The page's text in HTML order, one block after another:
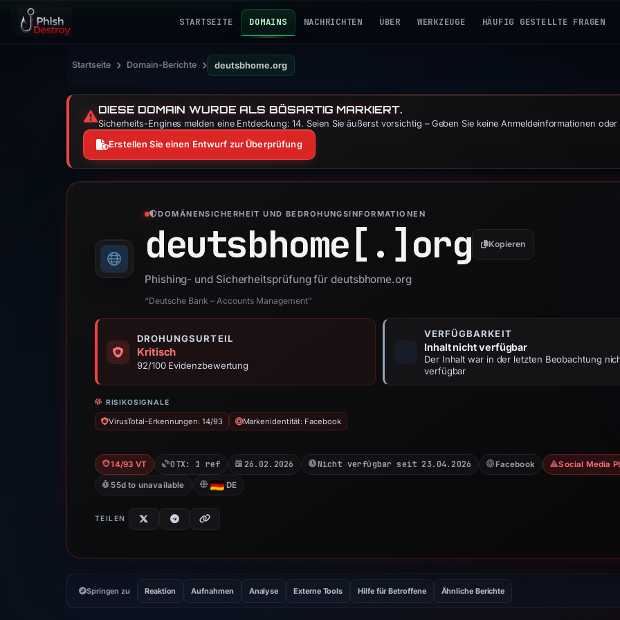
STARTSEITE DOMAINS NACHRICHTEN ÜBER WERKZEUGE HÄUFIG GESTELLTE FRAGEN
Startseite › Domain-Berichte › deutsbhome.org
⚠️DIESE DOMAIN WURDE ALS BÖSARTIG MARKIERT.
Sicherheits-Engines melden eine Entdeckung: 14. Seien Sie äußerst vorsichtig – Geben Sie keine Anmeldeinformationen
Erstellen Sie einen Entwurf zur Überprüfung
DOMÄNENSICHERHEIT UND BEDROHUNGSINFORMATIONEN
deutsbhome[.]org Kopieren
Phishing- und Sicherheitsprüfung für deutsbhome.org
“Deutsche Bank – Accounts Management”
DROHUNGSURTEIL
Kritisch
92/100 Evidenzbewertung
VERFÜGBARKEIT
Inhalt nicht verfügbar
Der Inhalt war in der letzten Beobachtung
verfügbar
RISIKOSIGNALE
VirusTotal-Erkennungen: 14/93 Markenidentität: Facebook
14/93 VT OTX: 1 ref 26.02.2026 Nicht verfügbar seit 23.04.2026 Facebook Social Media
55d to unavailable DE
TEILEN
Springen zu Reaktion Aufnahmen Analyse Externe Tools Hilfe für Betroffene Ähnliche Berichte